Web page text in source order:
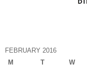
FEBRUARY 2016
M
T W